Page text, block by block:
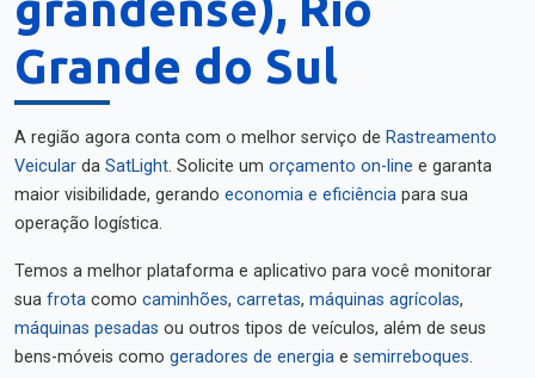
Grande do Sul
A região agora conta com o melhor serviço de Rastreamento
Veicular da SatLight. Solicite um orçamento on-line e garanta
maior visibilidade, gerando economia e eficiência para sua
operação logística.
Temos a melhor plataforma e aplicativo para você monitorar
sua frota como caminhões, carretas, máquinas agrícolas,
máquinas pesadas ou outros tipos de veículos, além de seus
bens-móveis como geradores de energia e semirreboques.